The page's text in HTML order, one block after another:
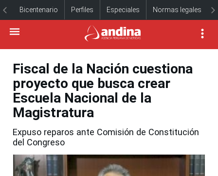
Bicentenario Perfiles Especiales Normas legales
Fiscal de la Nación cuestiona
proyecto que busca crear
Escuela Nacional de la
Magistratura
Expuso reparos ante Comisión de Constitución
del Congreso